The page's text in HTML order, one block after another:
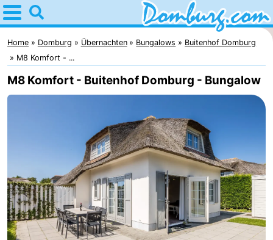
Home
Domburg
Tipps
Für
Webcam
Strand
Übernachten
Appartements
Home Domburg Übernachten Bungalows
Buitenhof Domburg
M8 Komfort - ...
M8 Komfort - Buitenhof Domburg - Bungalow